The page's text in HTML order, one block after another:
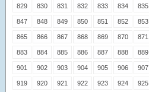
829 830 831 832 833 834 835
847 848 849 850 851 852 853
865 866 867 868 869 870 871
883 884 885 886 887 888 889
901 902 903 904 905 906 907
919 920 921 922 923 924 925